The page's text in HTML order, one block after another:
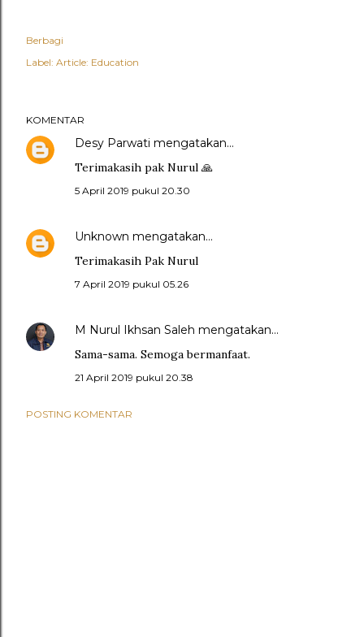
Berbagi
Label: Article: Education
KOMENTAR
Desy Parwati mengatakan…
Terimakasih pak Nurul 🙏
5 April 2019 pukul 20.30
Unknown mengatakan…
Terimakasih Pak Nurul
7 April 2019 pukul 05.26
M Nurul Ikhsan Saleh mengatakan…
Sama-sama. Semoga bermanfaat.
21 April 2019 pukul 20.38
POSTING KOMENTAR